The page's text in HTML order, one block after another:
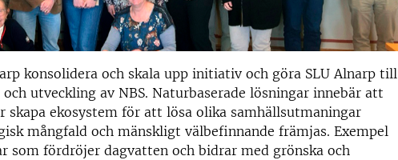
konsolidera och skala upp initiativ och göra SLU Alnarp till
utveckling av NBS. Naturbaserade lösningar innebär att
skapa ekosystem för att lösa olika samhällsutmaningar
mångfald och mänskligt välbefinnande främjas. Exempel
som fördröjer dagvatten och bidrar med grönska och